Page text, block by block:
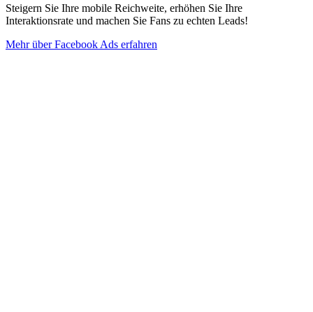
Steigern Sie Ihre mobile Reichweite, erhöhen Sie Ihre
Interaktionsrate und machen Sie Fans zu echten Leads!
Mehr über Facebook Ads erfahren